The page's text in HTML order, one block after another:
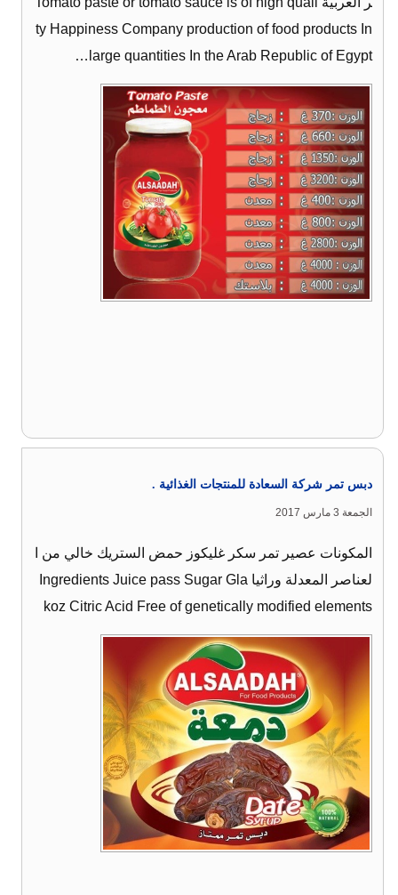
ty Happiness Company production of food products In
large quantities In the Arab Republic of Egypt…
دبس تمر شركة السعادة للمنتجات الغذائية .
الجمعة 3 مارس 2017
المكونات عصير تمر سكر غليكوز حمض الستريك خالي من ا
لعناصر المعدلة وراثيا Ingredients Juice pass Sugar Gla
koz Citric Acid Free of genetically modified elements